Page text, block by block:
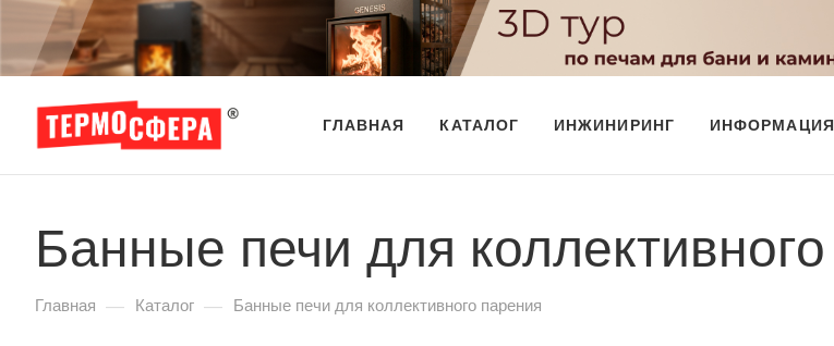
ГЛАВНАЯ КАТАЛОГ ИНЖИНИРИНГ ИНФОРМАЦИЯ
Банные печи для
Главная — Каталог — Банные печи для коллективного парения